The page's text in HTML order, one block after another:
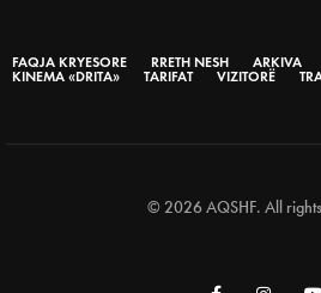
FAQJA KRYESORE RRETH NESH ARKIVA
KINEMA «DRITA»
TARIFAT VIZITORË
© 2026 AQSHF. All